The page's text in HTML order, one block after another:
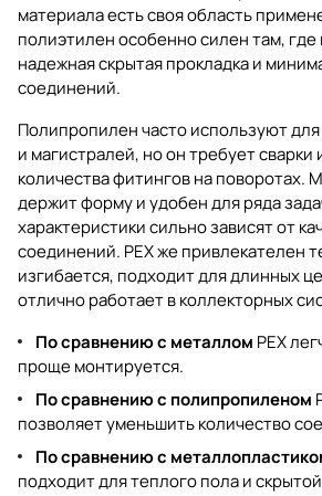
материала есть своя область
полиэтилен особенно силен там, где
надежная скрытая прокладка и
соединений.
Полипропилен часто используют
и магистралей, но он требует сварки
количества фитингов на поворотах.
держит форму и удобен для ряда
характеристики сильно зависят от
соединений. PEX же привлекателен
изгибается, подходит для длинных
отлично работает в коллекторных
По сравнению с металлом PEX
проще монтируется.
По сравнению с полипропиленом
позволяет уменьшить количество
По сравнению с
подходит для теплого пола и